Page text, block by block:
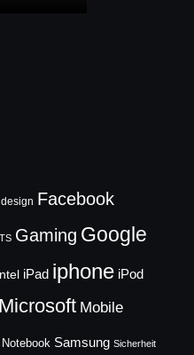
design Facebook
Gaming Google
iPad iphone iPod
Microsoft Mobile
Notebook Samsung Sicherheit